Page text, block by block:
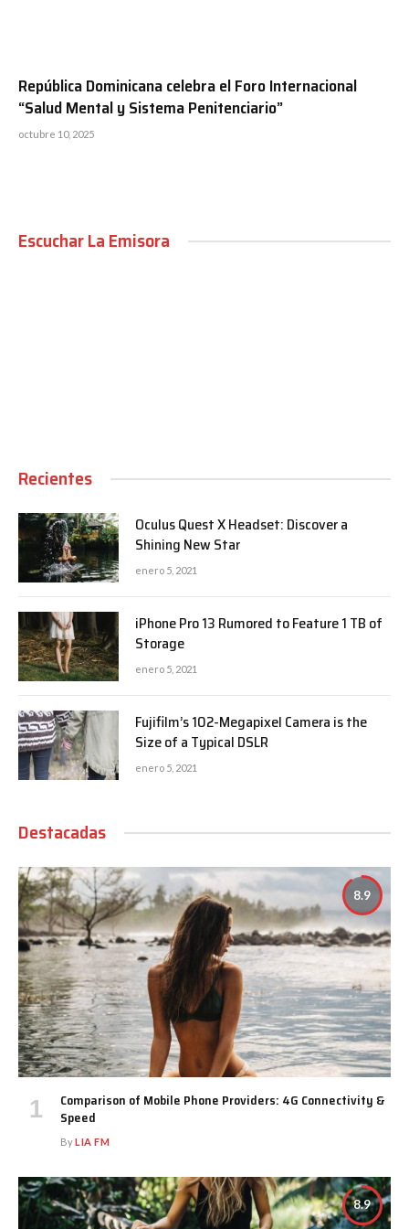
República Dominicana celebra el Foro Internacional
“Salud Mental y Sistema Penitenciario”
octubre 10, 2025
Escuchar La Emisora
Recientes
Oculus Quest X Headset: Discover a
Shining New Star
enero 5, 2021
iPhone Pro 13 Rumored to Feature 1 TB of
Storage
enero 5, 2021
Fujifilm’s 102-Megapixel Camera is the
Size of a Typical DSLR
enero 5, 2021
Destacadas
8.9
Comparison of Mobile Phone Providers: 4G Connectivity &
Speed
ByLIA FM
8.9